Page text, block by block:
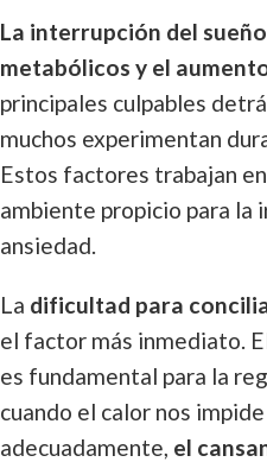
La interrupción del
metabólicos y el
principales culpables
muchos experimentan
Estos factores trabajan
ambiente propicio para la
ansiedad.
La dificultad para
el factor más inmediato.
es fundamental para la
cuando el calor nos
adecuadamente, el